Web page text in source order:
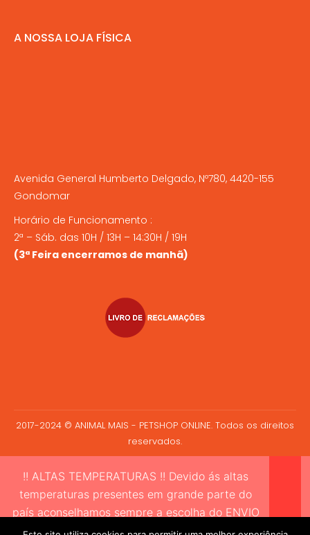
A NOSSA LOJA FÍSICA
Avenida General Humberto Delgado, Nº780, 4420-155
Gondomar
Horário de Funcionamento :
2ª – Sáb. das 10H / 13H – 14:30H / 19H
(3ª Feira encerramos de manhã)
2017-2024 © ANIMAL MAIS - PETSHOP ONLINE. Todos os direitos
reservados.
!! ALTAS TEMPERATURAS !! Devido ás altas
temperaturas presentes em grande parte do
país aconselhamos sempre a escolha do ENVIO
EXPRESSO sempre que compre alimento vivo a